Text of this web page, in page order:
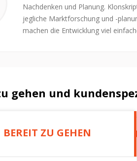
Nachdenken und Planung.
jegliche Marktforschung und -
machen die Entwicklung viel
gehen und
BEREIT ZU GEHEN